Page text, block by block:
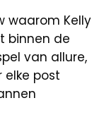
waarom Kelly
binnen de
van allure,
post